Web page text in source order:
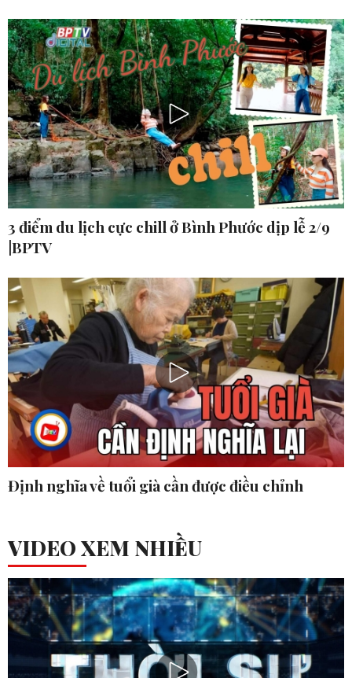
3 điểm du lịch cực chill ở Bình Phước dịp lễ 2/9
|BPTV
Định nghĩa về tuổi già cần được điều chỉnh
VIDEO XEM NHIỀU